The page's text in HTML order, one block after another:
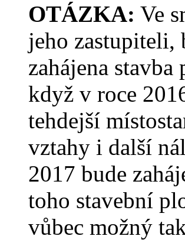
OTÁZKA: Ve
jeho zastupiteli,
zahájena
když v roce
tehdejší
vztahy i další
2017 bude
toho stavební
vůbec možný